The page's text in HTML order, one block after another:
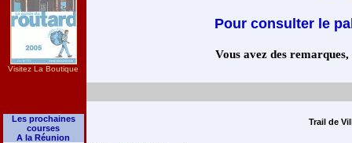
Visitez La Boutique
Les prochaines
courses
A la Réunion
Pour consulter le
Vous avez des
Trail de